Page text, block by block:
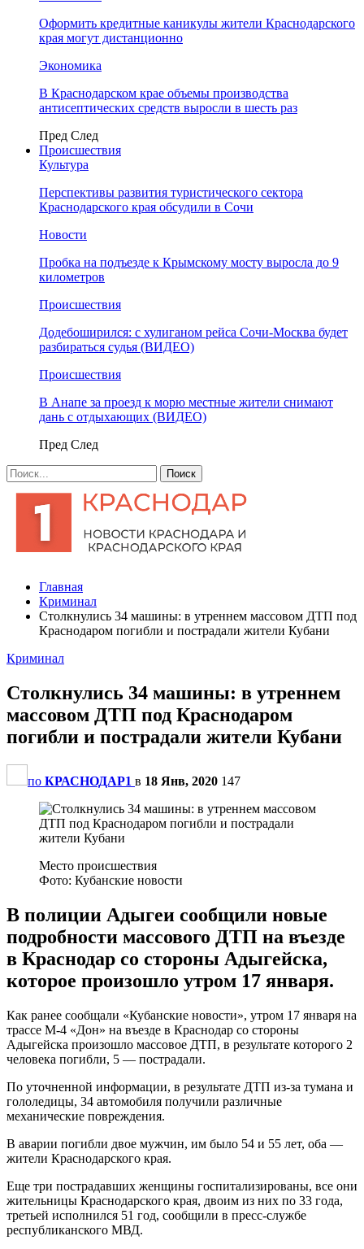
Оформить кредитные каникулы жители Краснодарского
края могут дистанционно
Экономика
В Краснодарском крае объемы производства
антисептических средств выросли в шесть раз
Пред След
Происшествия
Культура
Перспективы развития туристического сектора
Краснодарского края обсудили в Сочи
Новости
Пробка на подъезде к Крымскому мосту выросла до 9
километров
Происшествия
Додебоширился: с хулиганом рейса Сочи-Москва будет
разбираться судья (ВИДЕО)
Происшествия
В Анапе за проезд к морю местные жители снимают
дань с отдыхающих (ВИДЕО)
Пред След
Главная
Криминал
Столкнулись 34 машины: в утреннем массовом ДТП под
Краснодаром погибли и пострадали жители Кубани
Криминал
Столкнулись 34 машины: в утреннем
массовом ДТП под Краснодаром
погибли и пострадали жители Кубани
по КРАСНОДАР1 в 18 Янв, 2020 147
Место происшествия
Фото: Кубанские новости
В полиции Адыгеи сообщили новые
подробности массового ДТП на въезде
в Краснодар со стороны Адыгейска,
которое произошло утром 17 января.
Как ранее сообщали «Кубанские новости», утром 17 января на
трассе М-4 «Дон» на въезде в Краснодар со стороны
Адыгейска произошло массовое ДТП, в результате которого 2
человека погибли, 5 — пострадали.
По уточненной информации, в результате ДТП из-за тумана и
гололедицы, 34 автомобиля получили различные
механические повреждения.
В аварии погибли двое мужчин, им было 54 и 55 лет, оба —
жители Краснодарского края.
Еще три пострадавших женщины госпитализированы, все они
жительницы Краснодарского края, двоим из них по 33 года,
третьей исполнился 51 год, сообщили в пресс-службе
республиканского МВД.